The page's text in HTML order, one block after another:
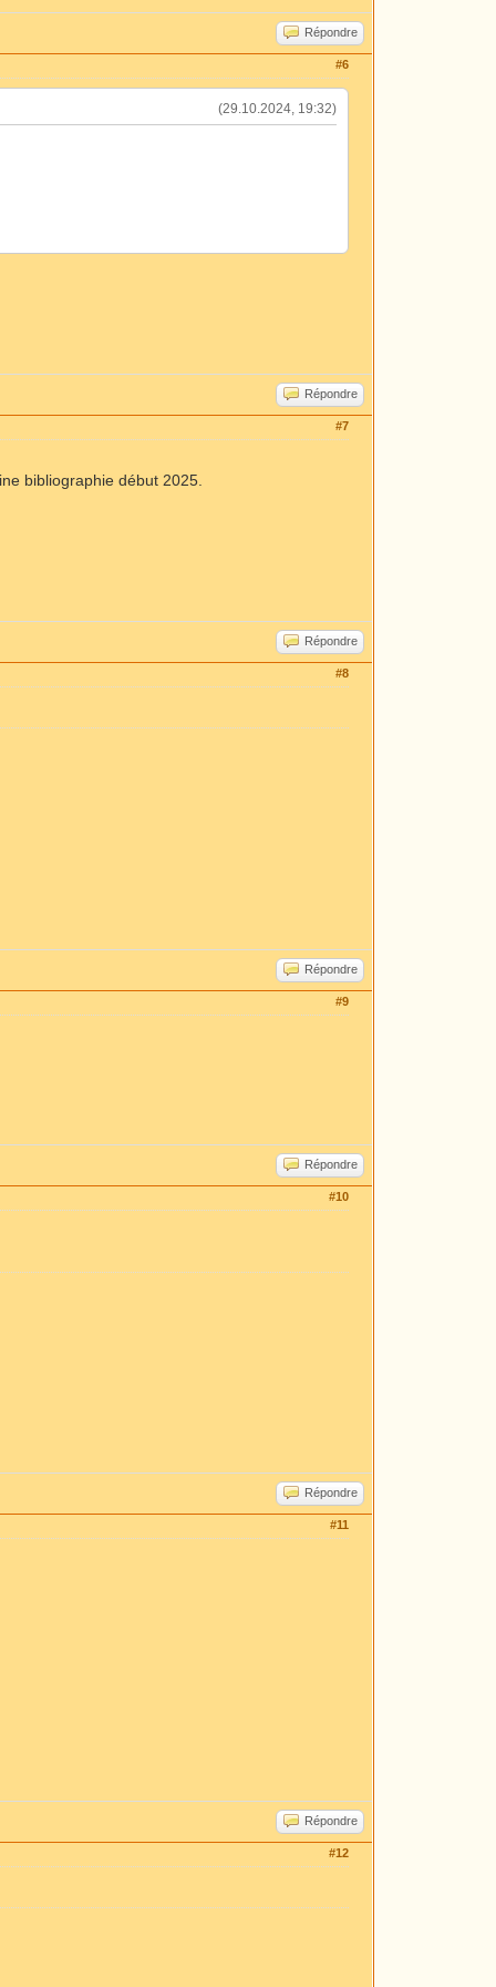
Répondre
#6
(29.10.2024, 19:32)
Répondre
#7
bibliographie début 2025.
Répondre
#8
Répondre
#9
Répondre
#10
Répondre
#11
Répondre
#12